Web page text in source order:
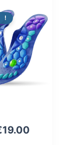
!
19.00